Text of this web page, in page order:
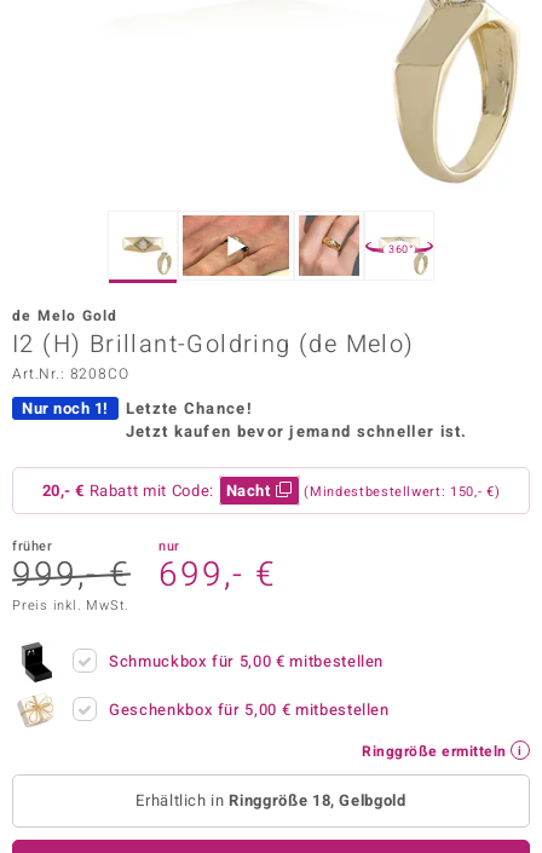
Vogue
Paraíso
Collection
BY DE MELO
360°
de Melo Gold
I2 (H) Brillant-Goldring (de Melo)
Art.Nr.: 8208CO
Nur noch 1!
Letzte Chance!
Jetzt kaufen bevor jemand schneller ist.
20,- € Rabatt mit Code: Nacht (Mindestbestellwert: 150,- €)
früher
999,- €
nur
699,- €
Preis inkl. MwSt.
Schmuckbox für 5,00 € mitbestellen
Geschenkbox für 5,00 € mitbestellen
Ringgröße ermitteln
Erhältlich inRinggröße 18, Gelbgold